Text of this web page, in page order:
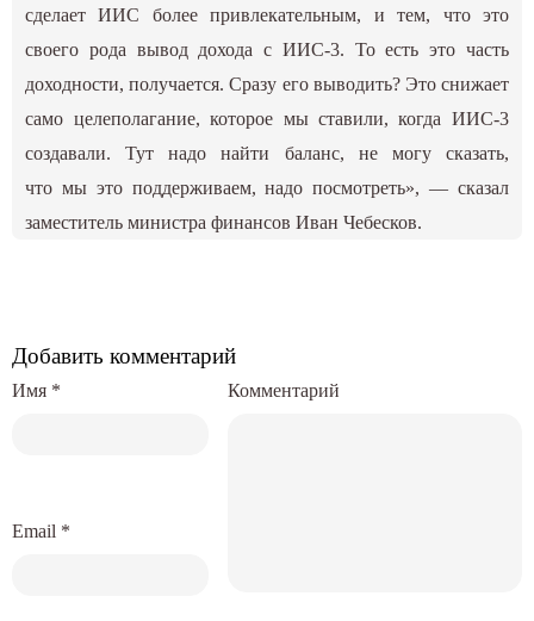
сделает ИИС более привлекательным, и тем, что это
своего рода вывод дохода с ИИС-3. То есть это часть
доходности, получается. Сразу его выводить? Это снижает
само целеполагание, которое мы ставили, когда ИИС-3
создавали. Тут надо найти баланс, не могу сказать,
что мы это поддерживаем, надо посмотреть», — сказал
заместитель министра финансов Иван Чебесков.
Добавить комментарий
Комментарий
Имя *
Email *